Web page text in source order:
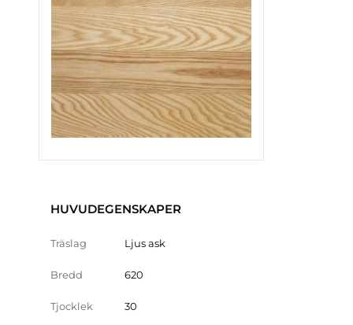
HUVUDEGENSKAPER
Träslag Ljus ask
Bredd 620
Tjocklek 30